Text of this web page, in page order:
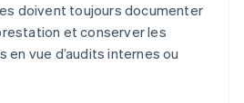
doivent toujours documenter
et conserver les
vue d’audits internes ou